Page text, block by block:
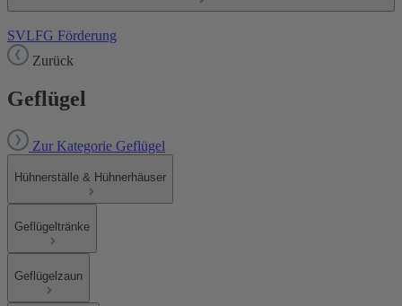
SVLFG Förderung
Zurück
Geflügel
Zur Kategorie Geflügel
Hühnerställe & Hühnerhäuser
Geflügeltränke
Geflügelzaun